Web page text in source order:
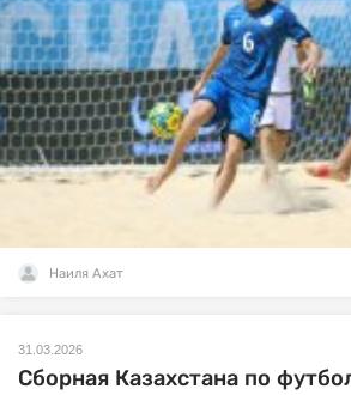
Наиля Ахат
31.03.2026
Сборная Казахстана по